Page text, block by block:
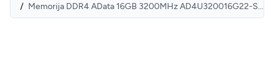
/
Memorija DDR4 AData 16GB 3200MHz AD4U320016G22-SGN